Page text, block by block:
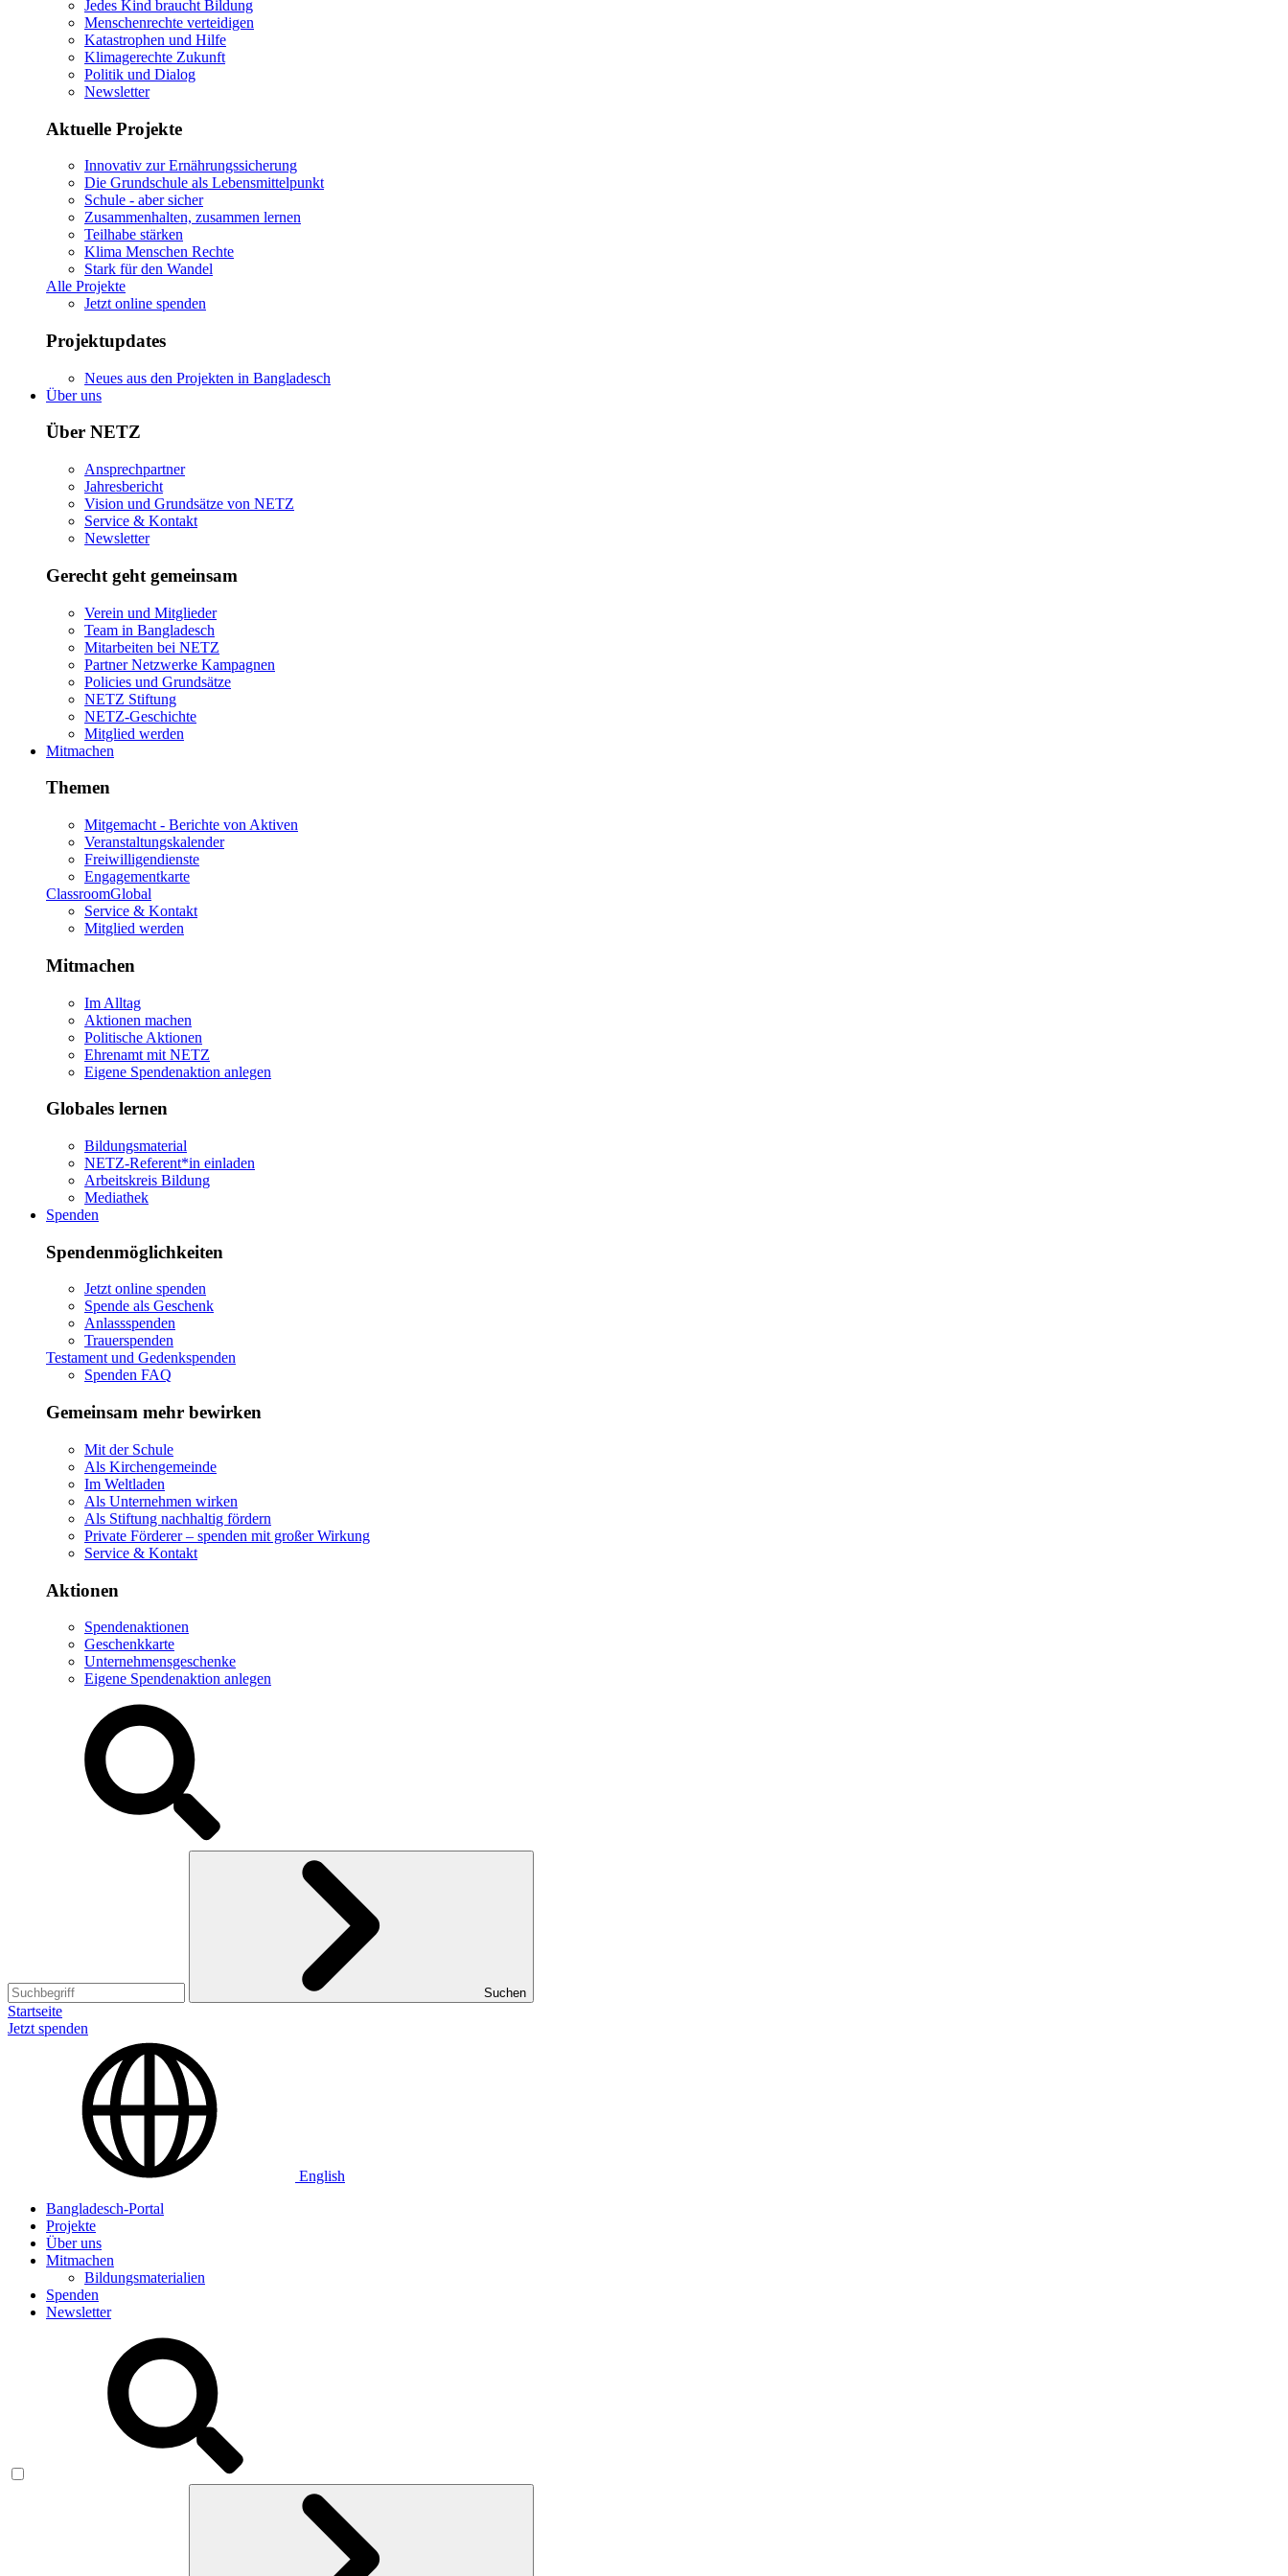
Jedes Kind braucht Bildung
Menschenrechte verteidigen
Katastrophen und Hilfe
Klimagerechte Zukunft
Politik und Dialog
Newsletter
Aktuelle Projekte
Innovativ zur Ernährungssicherung
Die Grundschule als Lebensmittelpunkt
Schule - aber sicher
Zusammenhalten, zusammen lernen
Teilhabe stärken
Klima Menschen Rechte
Stark für den Wandel
Alle Projekte
Jetzt online spenden
Projektupdates
Neues aus den Projekten in Bangladesch
Über uns
Über NETZ
Ansprechpartner
Jahresbericht
Vision und Grundsätze von NETZ
Service & Kontakt
Newsletter
Gerecht geht gemeinsam
Verein und Mitglieder
Team in Bangladesch
Mitarbeiten bei NETZ
Partner Netzwerke Kampagnen
Policies und Grundsätze
NETZ Stiftung
NETZ-Geschichte
Mitglied werden
Mitmachen
Themen
Mitgemacht - Berichte von Aktiven
Veranstaltungskalender
Freiwilligendienste
Engagementkarte
ClassroomGlobal
Service & Kontakt
Mitglied werden
Mitmachen
Im Alltag
Aktionen machen
Politische Aktionen
Ehrenamt mit NETZ
Eigene Spendenaktion anlegen
Globales lernen
Bildungsmaterial
NETZ-Referent*in einladen
Arbeitskreis Bildung
Mediathek
Spenden
Spendenmöglichkeiten
Jetzt online spenden
Spende als Geschenk
Anlassspenden
Trauerspenden
Testament und Gedenkspenden
Spenden FAQ
Gemeinsam mehr bewirken
Mit der Schule
Als Kirchengemeinde
Im Weltladen
Als Unternehmen wirken
Als Stiftung nachhaltig fördern
Private Förderer – spenden mit großer Wirkung
Service & Kontakt
Aktionen
Spendenaktionen
Geschenkkarte
Unternehmensgeschenke
Eigene Spendenaktion anlegen
Suchen
Startseite
Jetzt spenden
English
Bangladesch-Portal
Projekte
Über uns
Mitmachen
Bildungsmaterialien
Spenden
Newsletter